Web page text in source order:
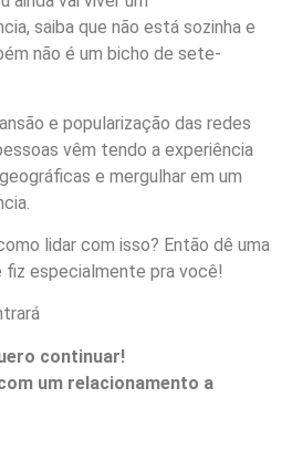
saiba que não está sozinha e
não é um bicho de sete-
e popularização das redes
vêm tendo a experiência
e mergulhar em um
lidar com isso? Então dê uma
especialmente pra você!
continuar!
um relacionamento a